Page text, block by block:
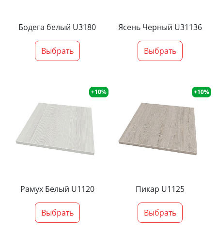
Бодега белый U3180
Выбрать
Ясень Черный U31136
Выбрать
+10%
Рамух Белый U1120
Выбрать
+10%
Пикар U1125
Выбрать